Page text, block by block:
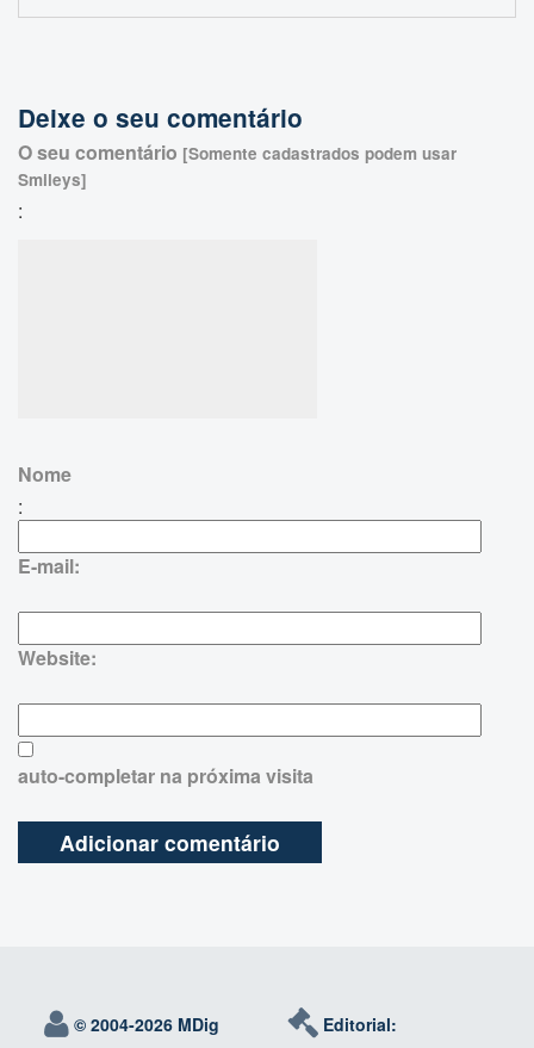
Deixe o seu comentário
O seu comentário [Somente cadastrados podem usar
Smileys]
:
Nome
:
E-mail:
Website:
auto-completar na próxima visita
© 2004-2026 MDig
Editorial: